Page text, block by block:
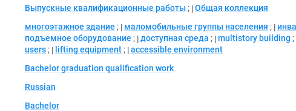
Выпускные квалификационные работы ; Общая коллекция
многоэтажное здание ; маломобильные группы населения ;
подъемное оборудование ; доступная среда ; multistory building ;
users ; lifting equipment ; accessible environment
Bachelor graduation qualification work
Russian
Bachelor